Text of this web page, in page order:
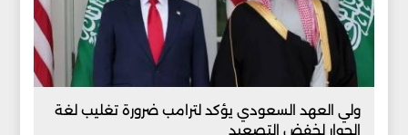
ولي العهد السعودي يؤكد لترامب ضرورة تغليب لغة
الحوار لخفض التصعيد